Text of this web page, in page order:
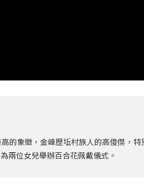
的象徵，金峰歷坵村族人的高俊傑，特
兩位女兒舉辦百合花佩戴儀式。